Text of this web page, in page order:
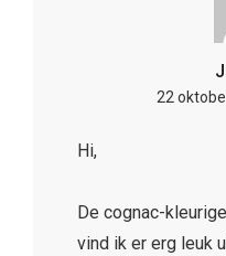
22
Hi,
De cognac-
vind ik er erg leuk